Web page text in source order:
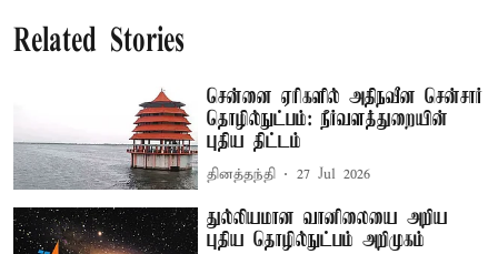
Related Stories
சென்னை ஏரிகளில் அதிநவீன சென்சார்
தொழில்நுட்பம்: நீர்வளத்துறையின்
புதிய திட்டம்
தினத்தந்தி 27 Jul 2026
துல்லியமான வானிலையை அறிய
புதிய தொழில்நுட்பம் அறிமுகம்